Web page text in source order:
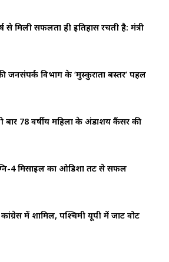
से मिली सफलता ही इतिहास रचती है: मंत्री
जनसंपर्क विभाग के ‘मुस्कुराता बस्तर’ पहल
बार 78 वर्षीय महिला के अंडाशय कैंसर की
4 मिसाइल का ओडिशा तट से सफल
में शामिल, पश्चिमी यूपी में जाट वोट
r